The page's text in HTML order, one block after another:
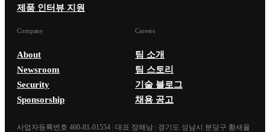
제품 인터뷰 지원
Company
About
Newsroom
Security
Sponsorship
Careers
팀 소개
팀 스토리
기술 블로그
채용 공고
사업자등록번호 460-81-01554 대표 장해남 경기도 성남시 분당구 황새울